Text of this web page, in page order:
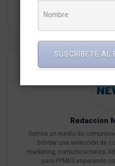
Redaccion
Somos un medio de
brindar una selección de
marketing, comunicaciones,
para PYMES esperando
SUSCRÍBETE AL